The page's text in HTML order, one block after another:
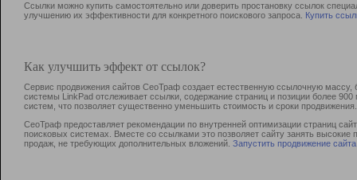
Ссылки можно купить самостоятельно или доверить простановку ссылок
улучшению их эффективности для конкретного поискового запроса. Купить
Как улучшить эффект от ссылок?
Сервис продвижения сайтов СеоТраф создает естественную ссылочную
системы LinkPad отслеживает ссылки, содержание страниц и позиции более
систем, что позволяет существенно уменьшить стоимость и сроки продвижения.
СеоТраф предоставляет рекомендации по внутренней оптимизации страниц
поисковых системах. Вместе со ссылками это позволяет сайту занять
продаж, не требующих дополнительных вложений. Запустить продвижение сайта